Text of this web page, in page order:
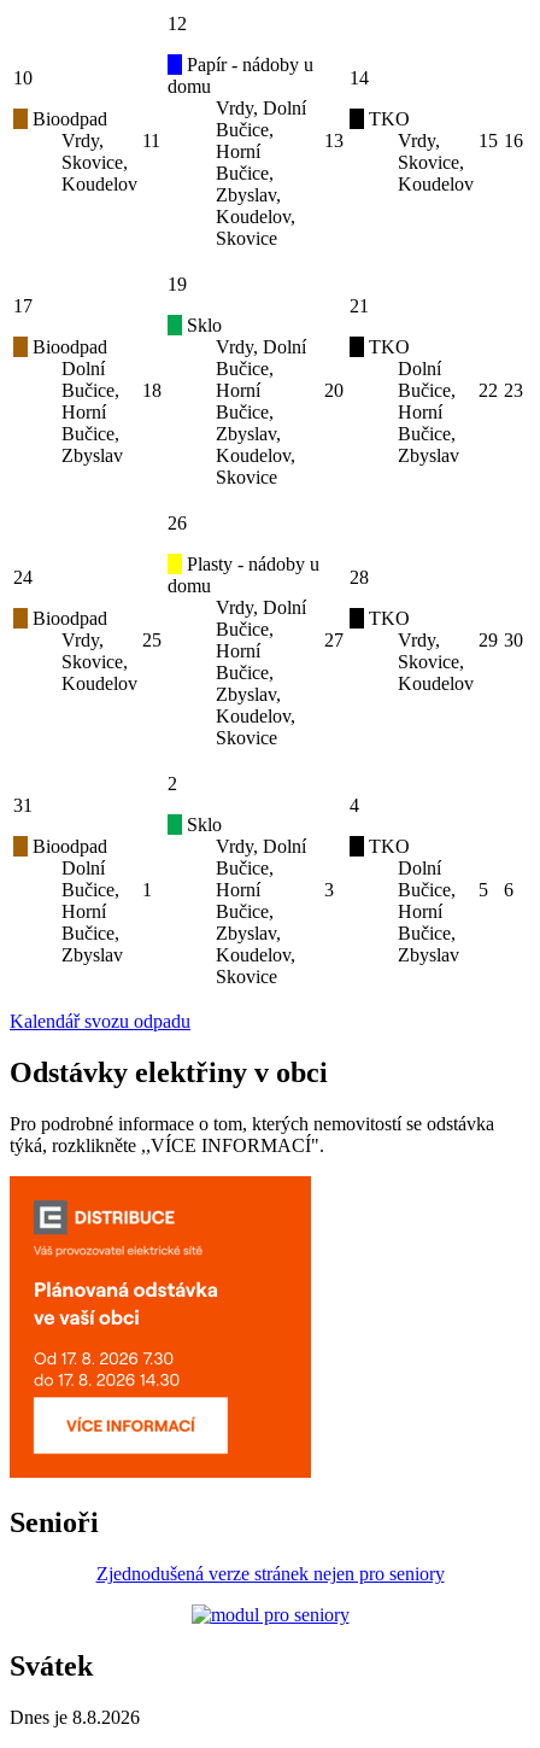
10
Bioodpad
Vrdy,
Skovice,
Koudelov
11
12
Papír - nádoby u
domu
Vrdy, Dolní
Bučice,
Horní
Bučice,
Zbyslav,
Koudelov,
Skovice
13
14
TKO
Vrdy,
Skovice,
Koudelov
15 16
17
Bioodpad
Dolní
Bučice,
Horní
Bučice,
Zbyslav
18
19
Sklo
Vrdy, Dolní
Bučice,
Horní
Bučice,
Zbyslav,
Koudelov,
Skovice
20
21
TKO
Dolní
Bučice,
Horní
Bučice,
Zbyslav
22 23
24
Bioodpad
Vrdy,
Skovice,
Koudelov
25
26
Plasty - nádoby u
domu
Vrdy, Dolní
Bučice,
Horní
Bučice,
Zbyslav,
Koudelov,
Skovice
27
28
TKO
Vrdy,
Skovice,
Koudelov
29 30
31
Bioodpad
Dolní
Bučice,
Horní
Bučice,
Zbyslav
1
2
Sklo
Vrdy, Dolní
Bučice,
Horní
Bučice,
Zbyslav,
Koudelov,
Skovice
3
4
TKO
Dolní
Bučice,
Horní
Bučice,
Zbyslav
5 6
Kalendář svozu odpadu
Odstávky elektřiny v obci
Pro podrobné informace o tom, kterých nemovitostí se odstávka
týká, rozklikněte ,,VÍCE INFORMACÍ".
Senioři
Zjednodušená verze stránek nejen pro seniory
Svátek
Dnes je 8.8.2026